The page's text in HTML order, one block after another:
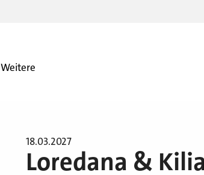
Weitere
18.03.2027
Loredana &